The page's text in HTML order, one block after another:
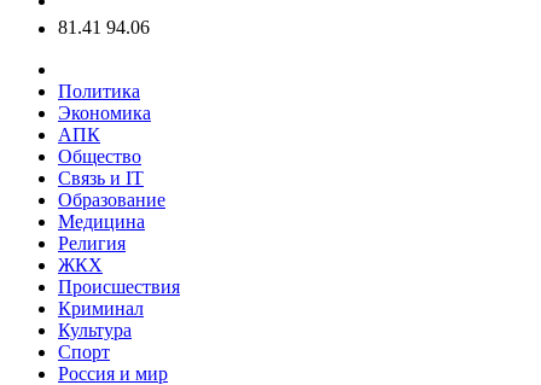
81.41 94.06
Политика
Экономика
АПК
Общество
Связь и IT
Образование
Медицина
Религия
ЖКХ
Происшествия
Криминал
Культура
Спорт
Россия и мир